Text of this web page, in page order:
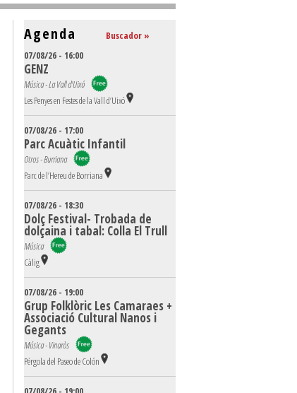
Agenda
Buscador »
07/08/26 - 16:00
GENZ
Música - La Vall d'Uixó
Les Penyes en Festes de la Vall d’Uixó
07/08/26 - 17:00
Parc Acuàtic Infantil
Otros - Burriana
Parc de l’Hereu de Borriana
07/08/26 - 18:30
Dolç Festival- Trobada de
dolçaina i tabal: Colla El Trull
Música
Càlig
07/08/26 - 19:00
Grup Folklòric Les Camaraes +
Associació Cultural Nanos i
Gegants
Música - Vinaròs
Pérgola del Paseo de Colón